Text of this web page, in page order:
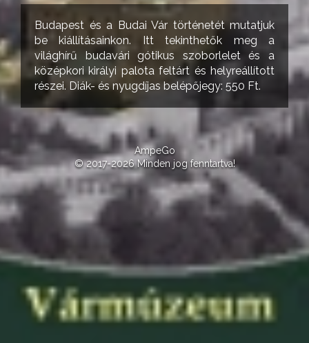
Budapest és a Budai Vár történetét mutatjuk
be kiállításainkon. Itt tekinthetők meg a
világhírű budavári gótikus szoborlelet és a
középkori királyi palota feltárt és helyreállított
részei. Diák- és nyugdíjas belépőjegy: 550 Ft.
AmpeGo
© 2017-2026 Minden jog fenntartva!